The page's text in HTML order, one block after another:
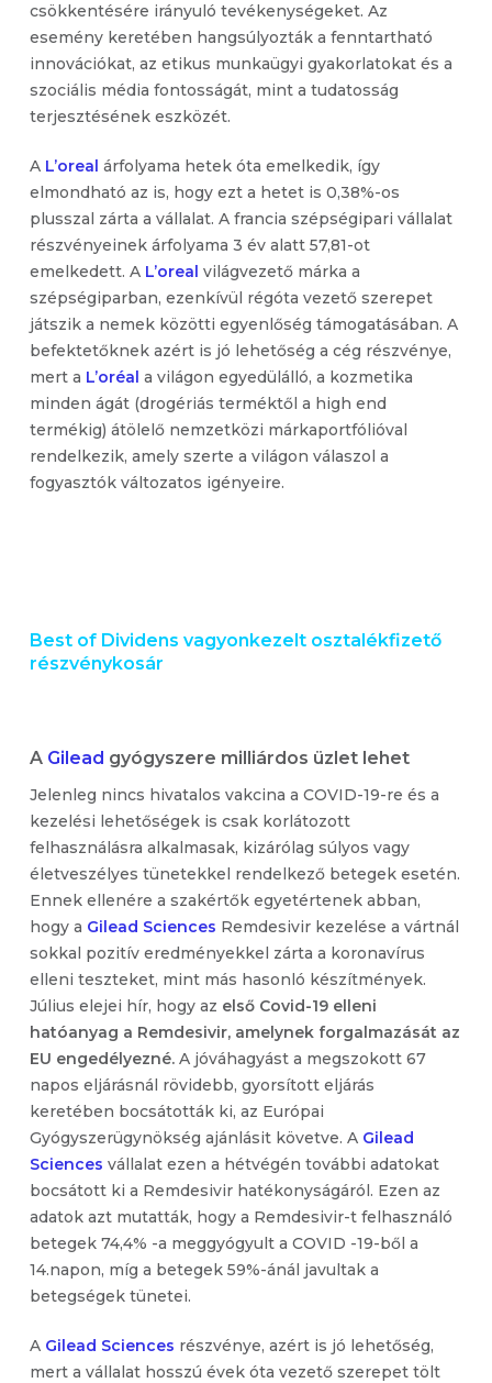
csökkentésére irányuló tevékenységeket. Az
esemény keretében hangsúlyozták a fenntartható
innovációkat, az etikus munkaügyi gyakorlatokat és a
szociális média fontosságát, mint a tudatosság
terjesztésének eszközét.
A L’oreal árfolyama hetek óta emelkedik, így
elmondható az is, hogy ezt a hetet is 0,38%-os
plusszal zárta a vállalat. A francia szépségipari vállalat
részvényeinek árfolyama 3 év alatt 57,81-ot
emelkedett. A L’oreal világvezető márka a
szépségiparban, ezenkívül régóta vezető szerepet
játszik a nemek közötti egyenlőség támogatásában. A
befektetőknek azért is jó lehetőség a cég részvénye,
mert a L’oréal a világon egyedülálló, a kozmetika
minden ágát (drogériás terméktől a high end
termékig) átölelő nemzetközi márkaportfólióval
rendelkezik, amely szerte a világon válaszol a
fogyasztók változatos igényeire.
Best of Dividens vagyonkezelt osztalékfizető
részvénykosár
A Gilead gyógyszere milliárdos üzlet lehet
Jelenleg nincs hivatalos vakcina a COVID-19-re és a
kezelési lehetőségek is csak korlátozott
felhasználásra alkalmasak, kizárólag súlyos vagy
életveszélyes tünetekkel rendelkező betegek esetén.
Ennek ellenére a szakértők egyetértenek abban,
hogy a Gilead Sciences Remdesivir kezelése a vártnál
sokkal pozitív eredményekkel zárta a koronavírus
elleni teszteket, mint más hasonló készítmények.
Július elejei hír, hogy az első Covid-19 elleni
hatóanyag a Remdesivir, amelynek forgalmazását az
EU engedélyezné.A jóváhagyást a megszokott 67
napos eljárásnál rövidebb, gyorsított eljárás
keretében bocsátották ki, az Európai
Gyógyszerügynökség ajánlásit követve. A Gilead
Sciences vállalat ezen a hétvégén további adatokat
bocsátott ki a Remdesivir hatékonyságáról. Ezen az
adatok azt mutatták, hogy a Remdesivir-t felhasználó
betegek 74,4% -a meggyógyult a COVID -19-ből a
14.napon, míg a betegek 59%-ánál javultak a
betegségek tünetei.
A Gilead Sciences részvénye, azért is jó lehetőség,
mert a vállalat hosszú évek óta vezető szerepet tölt